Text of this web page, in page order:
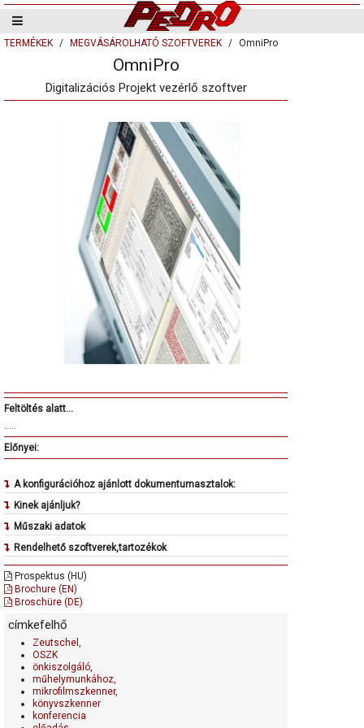
TERMÉKEK MEGVÁSÁROLHATÓ SZOFTVEREK OmniPro
OmniPro
Digitalizációs Projekt vezérlő szoftver
Feltöltés alatt...
.....
Előnyei:
A konfigurációhoz ajánlott dokumentumasztalok:
Kinek ajánljuk?
Műszaki adatok
Rendelhető szoftverek,tartozékok
Prospektus (HU)
Brochure (EN)
Broschüre (DE)
címkefelhő
Zeutschel,
OSZK
önkiszolgáló,
műhelymunkához,
mikrofilmszkenner,
könyvszkenner
konferencia